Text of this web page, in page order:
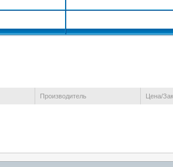
Производитель Цена/